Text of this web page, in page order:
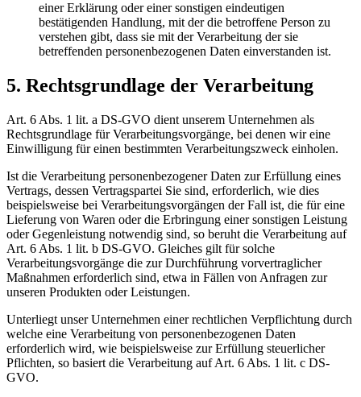
einer Erklärung oder einer sonstigen eindeutigen
bestätigenden Handlung, mit der die betroffene Person zu
verstehen gibt, dass sie mit der Verarbeitung der sie
betreffenden personenbezogenen Daten einverstanden ist.
5. Rechtsgrundlage der Verarbeitung
Art. 6 Abs. 1 lit. a DS-GVO dient unserem Unternehmen als
Rechtsgrundlage für Verarbeitungsvorgänge, bei denen wir eine
Einwilligung für einen bestimmten Verarbeitungszweck einholen.
Ist die Verarbeitung personenbezogener Daten zur Erfüllung eines
Vertrags, dessen Vertragspartei Sie sind, erforderlich, wie dies
beispielsweise bei Verarbeitungsvorgängen der Fall ist, die für eine
Lieferung von Waren oder die Erbringung einer sonstigen Leistung
oder Gegenleistung notwendig sind, so beruht die Verarbeitung auf
Art. 6 Abs. 1 lit. b DS-GVO. Gleiches gilt für solche
Verarbeitungsvorgänge die zur Durchführung vorvertraglicher
Maßnahmen erforderlich sind, etwa in Fällen von Anfragen zur
unseren Produkten oder Leistungen.
Unterliegt unser Unternehmen einer rechtlichen Verpflichtung durch
welche eine Verarbeitung von personenbezogenen Daten
erforderlich wird, wie beispielsweise zur Erfüllung steuerlicher
Pflichten, so basiert die Verarbeitung auf Art. 6 Abs. 1 lit. c DS-
GVO.